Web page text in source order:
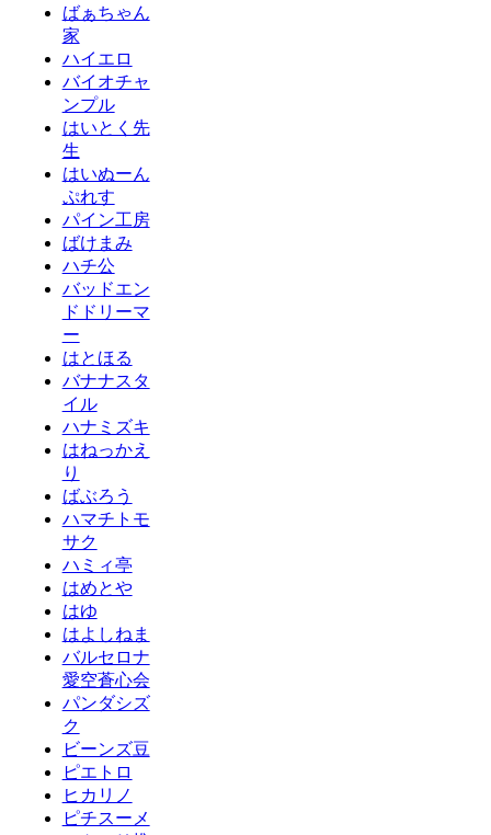
ばぁちゃん
家
ハイエロ
バイオチャ
ンプル
はいとく先
生
はいぬーん
ぷれす
パイン工房
ばけまみ
ハチ公
バッドエン
ドドリーマ
ー
はとほる
バナナスタ
イル
ハナミズキ
はねっかえ
り
ばぶろう
ハマチトモ
サク
ハミィ亭
はめとや
はゆ
はよしねま
バルセロナ
愛空蒼心会
パンダシズ
ク
ビーンズ豆
ピエトロ
ヒカリノ
ピチスーメ